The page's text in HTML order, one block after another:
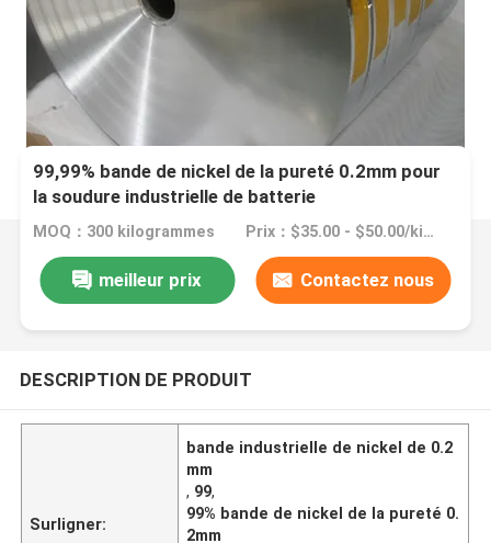
99,99% bande de nickel de la pureté 0.2mm pour
la soudure industrielle de batterie
MOQ：300 kilogrammes Prix：$35.00 - $50.00/kilograms
meilleur prix Contactez nous
DESCRIPTION DE PRODUIT
Surligner:
bande industrielle de nickel de 0.2
mm
, 99,
99% bande de nickel de la pureté 0.
2mm